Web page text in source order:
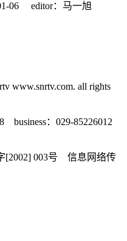
06 editor：马一旭
www.snrtv.com. all rights
business：029-85226012
[2002] 003号 信息网络传